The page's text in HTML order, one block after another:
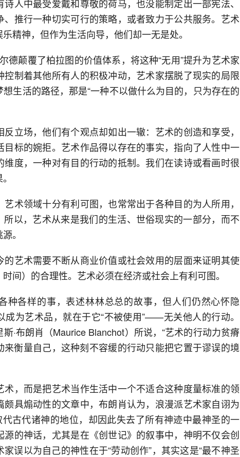
人中最受爱戴和尊敬的荷马，也没能制定出一部宪法、
推行一种切实可行的策略，或者致力于公共服务。艺术
精神，但作为生活向导，他们却一无是处。
德颠覆了柏拉图的价值体系，将这种“无用”提升为艺术家
制着其他所有人的积极冲动，艺术家摆脱了现实的局限
生活的路径，那是“一种不以做什么为目的，只为存在的
立场，他们有个观点却如出一辙：艺术的创造和享受，
标的婉拒。艺术作品得以存在的事实，指向了人性中一
度，一种对有目的行动的抵制。我们在读诗或看画时很
术领域十分有利可图，也常常出于各种目的为人所用，
以，艺术从来是我们的生活、世俗现实的一部分，而不
。
艺术需要不断从商业价值或社会效用的层面来证明其使
间）的合理性。艺术必须在经济或社会上有利可图。
种各样的事，表述林林总总的故事，但人们仍然心怀隐
成为艺术品，就在于它“不被使用”——无关他人的行动。
·布朗肖（Maurice Blanchot）所说，“艺术的行动力贫瘠
衡量自己，这种刻不容缓的行动只能把它置于谬误的境
，而是把艺术当作生活中一个不适合这种度量标准的领
具煽动性的文章中，布朗肖认为，浪漫派艺术家自诩为
代古代诸神的地位，却因此失去了所有神迹中最神圣的一
的神话，尤其是在《创世记》的叙事中，神明不仅会创
误以为自己的神性在于“劳动创作”，其实这是“最不神圣